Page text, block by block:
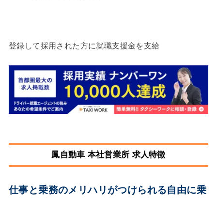
登録して採用された方に就職支援金を支給
鳳自動車 本社営業所 求人特徴
仕事と乗務のメリハリがつけられる自由に乗